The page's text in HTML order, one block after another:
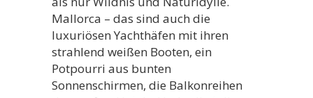
Mallorca – das sind auch die
luxuriösen Yachthäfen mit ihren
strahlend weißen Booten, ein
Potpourri aus bunten
Sonnenschirmen, die Balkonreihen